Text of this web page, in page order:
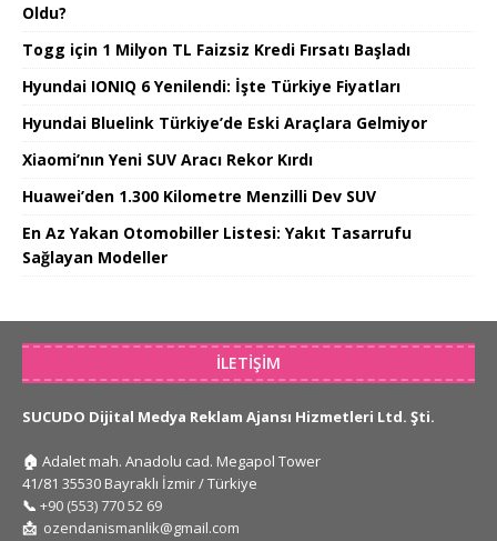
Oldu?
Togg için 1 Milyon TL Faizsiz Kredi Fırsatı Başladı
Hyundai IONIQ 6 Yenilendi: İşte Türkiye Fiyatları
Hyundai Bluelink Türkiye’de Eski Araçlara Gelmiyor
Xiaomi’nın Yeni SUV Aracı Rekor Kırdı
Huawei’den 1.300 Kilometre Menzilli Dev SUV
En Az Yakan Otomobiller Listesi: Yakıt Tasarrufu
Sağlayan Modeller
İLETIŞIM
SUCUDO Dijital Medya Reklam Ajansı Hizmetleri Ltd. Şti.
🏠 Adalet mah. Anadolu cad. Megapol Tower
41/81 35530 Bayraklı İzmir / Türkiye
📞 +90 (553) 770 52 69
📩 ozendanismanlik@gmail.com